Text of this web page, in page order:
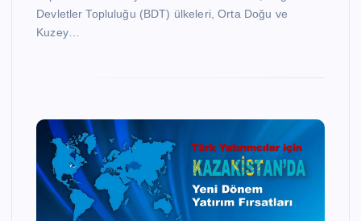
Devletler Topluluğu (BDT) ülkeleri, Orta Doğu ve
Kuzey…